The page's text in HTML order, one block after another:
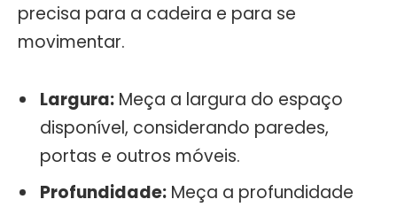
precisa para a cadeira e para se
movimentar.
Largura: Meça a largura do espaço
disponível, considerando paredes,
portas e outros móveis.
Profundidade: Meça a profundidade